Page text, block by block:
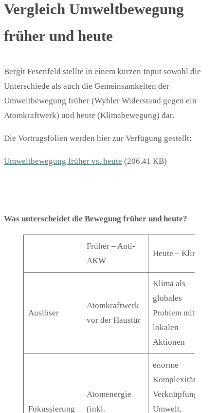
Vergleich Umweltbewegung
früher und heute
Bergit Fesenfeld stellte in einem kurzen Input sowohl die
Unterschiede als auch die Gemeinsamkeiten der
Umweltbewegung früher (Wyhler Widerstand gegen ein
Atomkraftwerk) und heute (Klimabewegung) dar.
Die Vortragsfolien werden hier zur Verfügung gestellt:
Umweltbewegung früher vs. heute (206.41 KB)
Was unterscheidet die Bewegung früher und heute?
Früher – Anti-
AKW
Heute – Klima
Auslöser
Atomkraftwerk
vor der Haustür
Klima als
globales
Problem mit
lokalen
Aktionen
Fokussierung
Atomenergie
(inkl.
enorme
Komplexität:
Verknüpfung
Umwelt,